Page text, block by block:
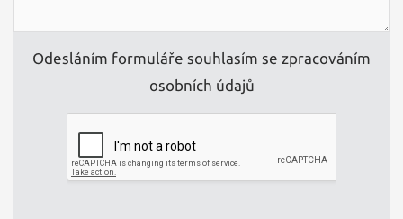
Odesláním formuláře souhlasím se zpracováním
osobních údajů